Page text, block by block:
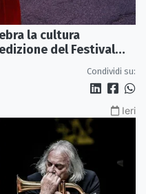
la cultura
del Festival
Condividi su:
Ieri